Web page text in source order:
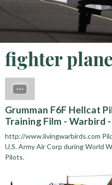
fighter
Grumman F6F Hellcat
Training Film - Warbird
http://www.livingwarbirds.com
U.S. Army Air Corp during World
Pilots.